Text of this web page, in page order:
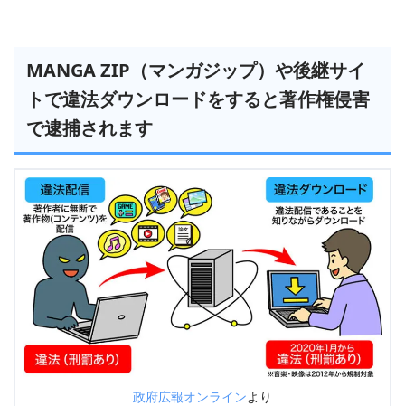
MANGA ZIP（マンガジップ）や後継サイ
トで違法ダウンロードをすると著作権侵害
で逮捕されます
政府広報オンラインより